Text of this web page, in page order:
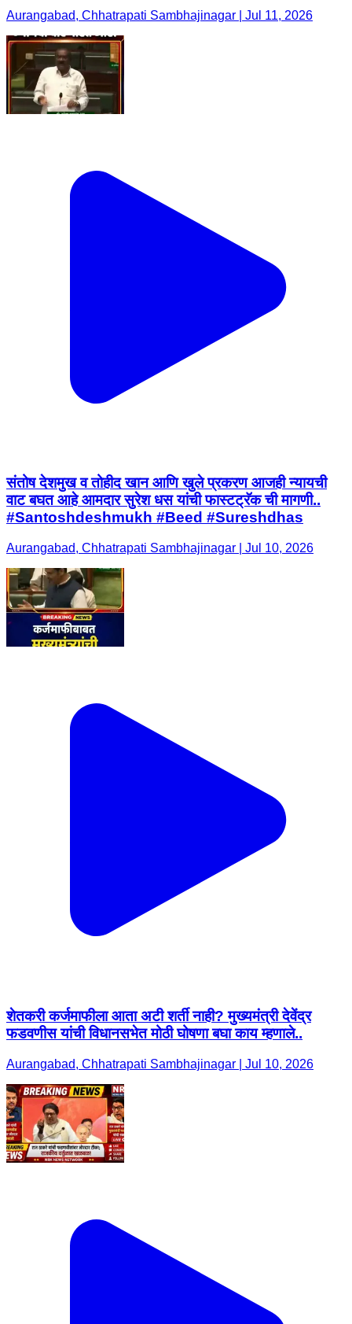
Aurangabad, Chhatrapati Sambhajinagar | Jul 11, 2026
संतोष देशमुख व तोहीद खान आणि खुले प्रकरण आजही न्यायची
वाट बघत आहे आमदार सुरेश धस यांची फास्टट्रॅक ची मागणी..
#Santoshdeshmukh #Beed #Sureshdhas
Aurangabad, Chhatrapati Sambhajinagar | Jul 10, 2026
शेतकरी कर्जमाफीला आता अटी शर्ती नाही? मुख्यमंत्री देवेंद्र
फडवणीस यांची विधानसभेत मोठी घोषणा बघा काय म्हणाले..
Aurangabad, Chhatrapati Sambhajinagar | Jul 10, 2026